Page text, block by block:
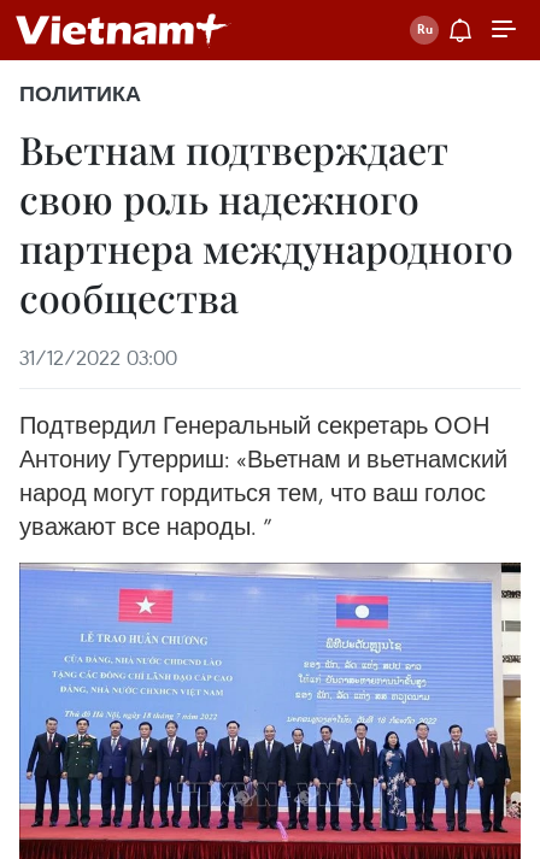
ПОЛИТИКА
Вьетнам подтверждает
свою роль надежного
партнера международного
сообщества
31/12/2022 03:00
Подтвердил Генеральный секретарь ООН
Антониу Гутерриш: «Вьетнам и вьетнамский
народ могут гордиться тем, что ваш голос
уважают все народы. ”